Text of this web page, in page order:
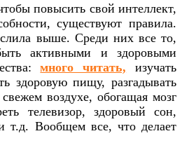
повысить свой интеллект,
существуют правила.
выше. Среди них все то,
активными и здоровыми
много читать, изучать
здоровую пищу, разгадывать
воздухе, обогащая мозг
телевизор, здоровый сон,
т.д. Вообщем все, что делает